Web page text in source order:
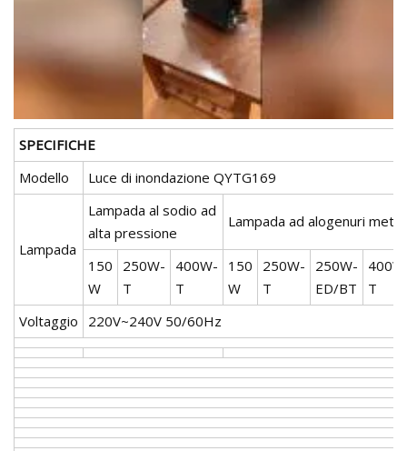
SPECIFICHE
Modello
Luce di inondazione QYTG169
Lampada
Lampada al sodio ad
alta pressione
Lampada ad alogenuri
150
W
250W-
T
400W-
T
150
W
250W-
T
250W-
ED/BT
T
Voltaggio
220V~240V 50/60Hz